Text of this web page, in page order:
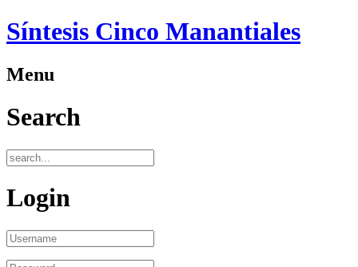
Síntesis Cinco Manantiales
Menu
Search
Login